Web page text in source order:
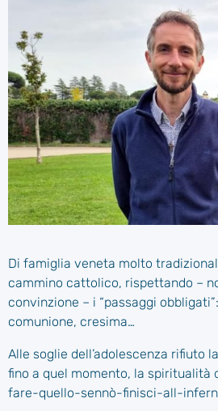
Di famiglia veneta molto
cammino cattolico, rispettando –
convinzione – i “passaggi
comunione, cresima…
Alle soglie dell’adolescenza rifiuto
fino a quel momento, la
fare-quello-sennò-finisci-all-